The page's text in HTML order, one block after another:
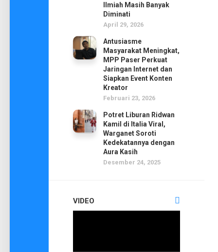
Ilmiah Masih Banyak
Diminati
April 29, 2026
Antusiasme
Masyarakat Meningkat,
MPP Paser Perkuat
Jaringan Internet dan
Siapkan Event Konten
Kreator
Februari 23, 2026
Potret Liburan Ridwan
Kamil di Italia Viral,
Warganet Soroti
Kedekatannya dengan
Aura Kasih
Desember 24, 2025
VIDEO